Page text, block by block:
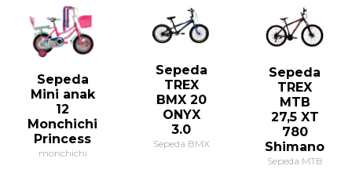
Sepeda
Mini anak
12
Monchichi
Princess
monchichi
Sepeda
TREX
BMX 20
ONYX
3.0
Sepeda BMX
Sepeda
TREX
MTB
27,5 XT
780
Shimano
Sepeda MTB